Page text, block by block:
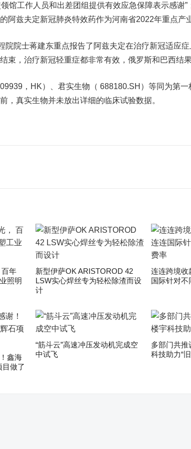
馆工作人员和出差团组提供有效应急保障表示感谢”
阿兹夫定新冠肺炎特效药作为河南省2022年重点产
院士蒋建东重点报告了阿兹夫定在治疗新冠适应症
束，治疗新冠轻重症都非常有效，俄罗斯和巴西结果
，HK）、 君实生物 （ 688180.SH）等同为第
，真实生物并未放出详细的临床试验数据。
百年
照明
新型伊萨OK ARISTOROD 42
LSW实心焊丝专为轻松除渣而设
计
连连跨境收
国际针对不
鑫海
做了
“筋斗云”高速冲压发动机完成空
中试飞
多部门共推
科技助力“